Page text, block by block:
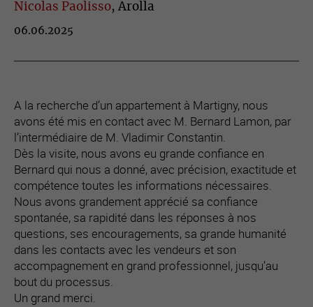
Nicolas Paolisso, Arolla
06.06.2025
A la recherche d’un appartement à Martigny, nous
avons été mis en contact avec M. Bernard Lamon, par
l’intermédiaire de M. Vladimir Constantin.
Dès la visite, nous avons eu grande confiance en
Bernard qui nous a donné, avec précision, exactitude et
compétence toutes les informations nécessaires.
Nous avons grandement apprécié sa confiance
spontanée, sa rapidité dans les réponses à nos
questions, ses encouragements, sa grande humanité
dans les contacts avec les vendeurs et son
accompagnement en grand professionnel, jusqu’au
bout du processus.
Un grand merci.